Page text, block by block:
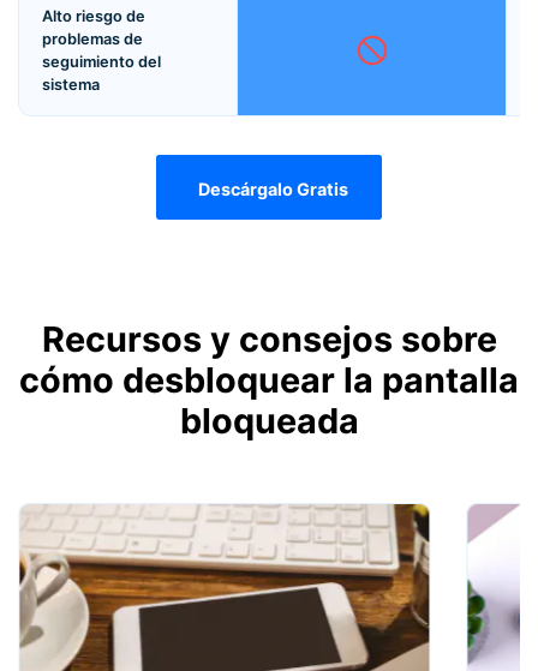
Alto riesgo de
problemas de
seguimiento del
sistema
Descárgalo Gratis
Recursos y consejos sobre
cómo desbloquear la pantalla
bloqueada󠀲󠀡󠀥󠀤󠀦󠀥󠀣󠀥󠀥󠀥󠀳